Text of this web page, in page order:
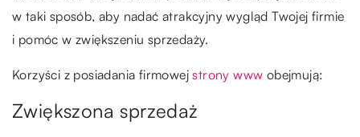
w taki sposób, aby nadać atrakcyjny wygląd Twojej firmie
i pomóc w zwiększeniu sprzedaży.
Korzyści z posiadania firmowejstrony www obejmują:
Zwiększona sprzedaż